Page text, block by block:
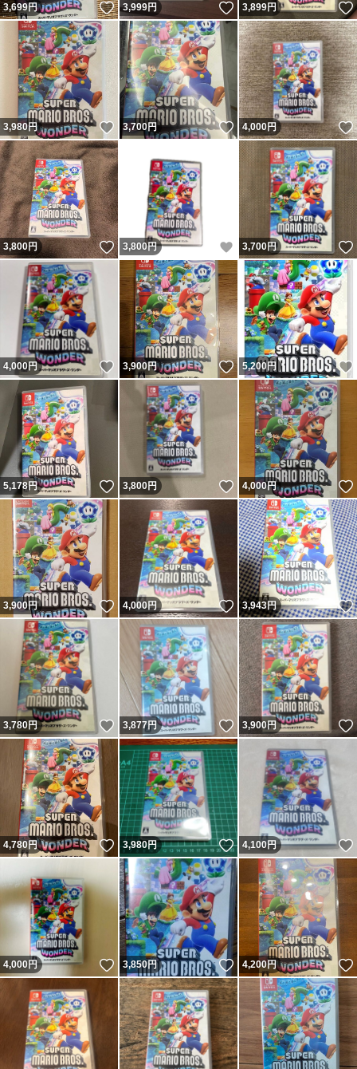
3,699円 いいね！
3,999円 いいね！
3,899円
3,980円 いいね！
3,700円 いいね！
4,000円
3,800円 いいね！
3,800円 いいね！
3,700円
4,000円 いいね！
3,900円 いいね！
5,200 円
5,178円 いいね！
3,800円 いいね！
4,000円
3,900円 いいね！
4,000円 いいね！
3,943円
3,780円 いいね！
3,877円 いいね！
3,900円
4,780円 いいね！
3,980円 いいね！
4,100円
4,000円 いいね！
3,850円 いいね！
4,200円